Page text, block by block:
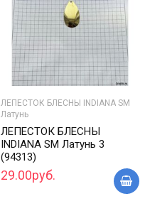
ЛЕПЕСТОК БЛЕСНЫ INDIANA SM
Латунь
ЛЕПЕСТОК БЛЕСНЫ
INDIANA SM Латунь 3
(94313)
29.00руб.